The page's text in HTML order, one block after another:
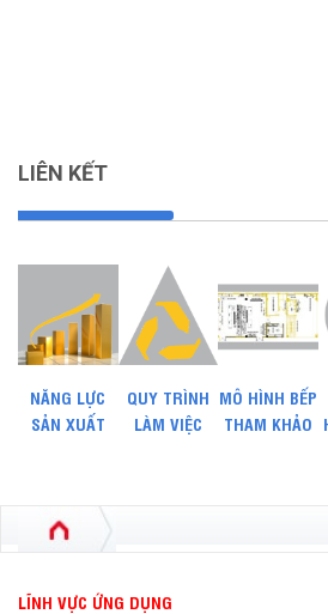
LIÊN KẾT
NĂNG LỰC
SẢN XUẤT
QUY TRÌNH
LÀM VIỆC
MÔ HÌNH BẾP
THAM KHẢO
LĨNH VỰC ỨNG DỤNG